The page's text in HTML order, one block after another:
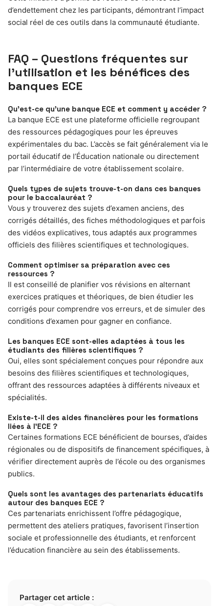
d’endettement chez les participants, démontrant l’impact
social réel de ces outils dans la communauté étudiante.
FAQ – Questions fréquentes sur
l’utilisation et les bénéfices des
banques ECE
Qu’est-ce qu’une banque ECE et comment y accéder ?
La banque ECE est une plateforme officielle regroupant
des ressources pédagogiques pour les épreuves
expérimentales du bac. L’accès se fait généralement via le
portail éducatif de l’Éducation nationale ou directement
par l’intermédiaire de votre établissement scolaire.
Quels types de sujets trouve-t-on dans ces banques
pour le baccalauréat ?
Vous y trouverez des sujets d’examen anciens, des
corrigés détaillés, des fiches méthodologiques et parfois
des vidéos explicatives, tous adaptés aux programmes
officiels des filières scientifiques et technologiques.
Comment optimiser sa préparation avec ces
ressources ?
Il est conseillé de planifier vos révisions en alternant
exercices pratiques et théoriques, de bien étudier les
corrigés pour comprendre vos erreurs, et de simuler des
conditions d’examen pour gagner en confiance.
Les banques ECE sont-elles adaptées à tous les
étudiants des filières scientifiques ?
Oui, elles sont spécialement conçues pour répondre aux
besoins des filières scientifiques et technologiques,
offrant des ressources adaptées à différents niveaux et
spécialités.
Existe-t-il des aides financières pour les formations
liées à l’ECE ?
Certaines formations ECE bénéficient de bourses, d’aides
régionales ou de dispositifs de financement spécifiques, à
vérifier directement auprès de l’école ou des organismes
publics.
Quels sont les avantages des partenariats éducatifs
autour des banques ECE ?
Ces partenariats enrichissent l’offre pédagogique,
permettent des ateliers pratiques, favorisent l’insertion
sociale et professionnelle des étudiants, et renforcent
l’éducation financière au sein des établissements.
Partager cet article :